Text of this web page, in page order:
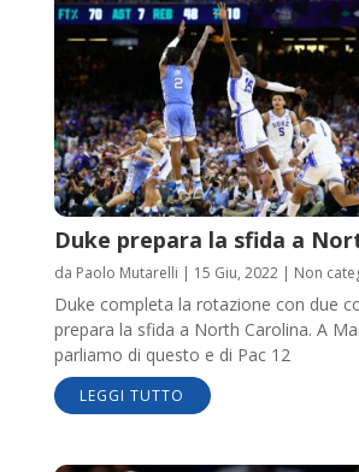
Duke prepara la sfida a
da Paolo Mutarelli | 15 Giu, 2022| Non
Duke completa la rotazione con due
prepara la sfida a North Carolina. A
parliamo di questo e di Pac 12
LEGGI TUTTO